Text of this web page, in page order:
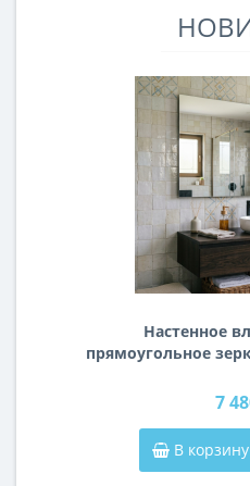
Настенное
прямоугольное
7
В корзину